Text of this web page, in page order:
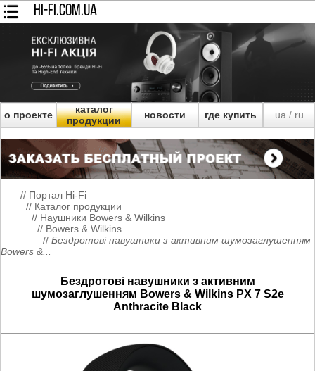
HI-FI.COM.UA
о проекте
каталог
продукции
новости где купить ua/ ru
// Портал Hi-Fi
// Каталог продукции
// Наушники Bowers & Wilkins
// Bowers & Wilkins
// Бездротові навушники з активним шумозаглушенням
Bowers &...
Бездротові навушники з активним
шумозаглушенням Bowers & Wilkins PX 7 S2e
Anthracite Black